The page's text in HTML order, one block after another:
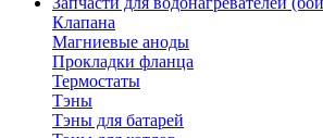
Клапана
Магниевые аноды
Прокладки фланца
Термостаты
Тэны
Тэны для батарей